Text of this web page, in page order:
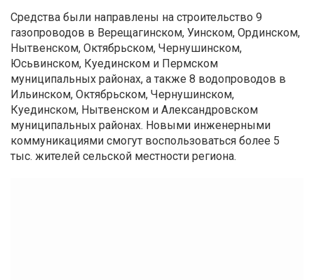
Средства были направлены на строительство 9
газопроводов в Верещагинском, Уинском, Ординском,
Нытвенском, Октябрьском, Чернушинском,
Юсьвинском, Куединском и Пермском
муниципальных районах, а также 8 водопроводов в
Ильинском, Октябрьском, Чернушинском,
Куединском, Нытвенском и Александровском
муниципальных районах. Новыми инженерными
коммуникациями смогут воспользоваться более 5
тыс. жителей сельской местности региона.